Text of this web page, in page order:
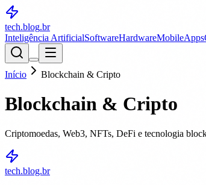
tech.blog.br
Inteligência ArtificialSoftwareHardwareMobileApps
Início Blockchain & Cripto
Blockchain & Cripto
Criptomoedas, Web3, NFTs, DeFi e tecnologia
tech.blog.br